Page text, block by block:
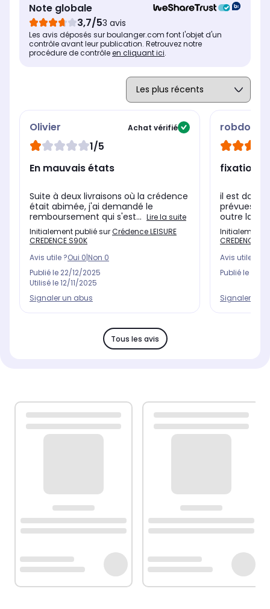
Note globale
3,7/53 avis
Les avis déposés sur boulanger.com font l'objet d'un
contrôle avant leur publication. Retrouvez notre
procédure de contrôleen cliquant ici.
Olivier Achat vérifié
1/5
En mauvais états
Suite à deux livraisons où la crédence
était abimée, j'ai demandé le
remboursement qui s'est... Lire la suite
Initialement publié surCrédence LEISURE
CREDENCE S90K
Avis utile ?Oui 0 Non 0
Publié le 22/12/2025
Utilisé le12/11/2025
Signaler un abus
fixation
il est
prévues,
outre la
Initialement
CREDENCE
Avis utile ?
Publié le
Signaler un
Tous les avis